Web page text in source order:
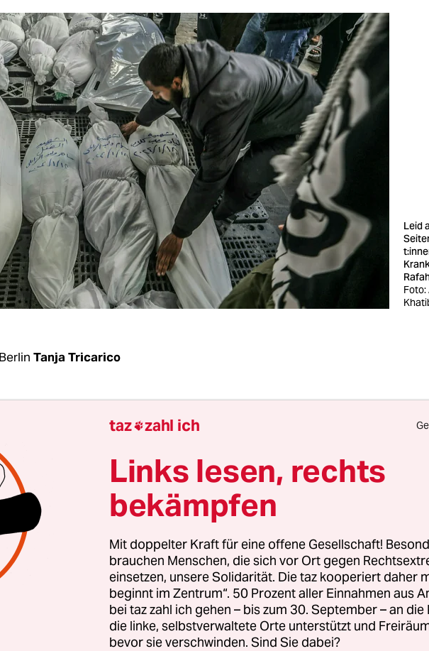
Leid
Foto:
Tanja Tricarico
ist eindeutig und scharf formuliert: Deutsche, kanadische
Abgeordnete fordern US-Präsident Joe Biden,
Premierminister Justin Trudeau sowie
Olaf Scholz eindringlich auf, sich für einen sofortigen
in Gaza starkzumachen und eine Zweistaatenlösung
In einem offenen Brief, der der taz vorab in der
vorliegt, heißt es: „Wir glauben, dass der Preis, die
nicht die Inkaufnahme des andauernden Leids
Zivilbevölkerung sein kann. Inzwischen sind
Geiseln den Angriffen zum Opfer gefallen. Ein
Waffenstillstand ist sofort notwendig.“
taz zahl ich
Links lesen, rechts
bekämpfen
Mit doppelter Kraft für eine offene Gesellschaft!
brauchen Menschen, die sich vor Ort gegen
einsetzen, unsere Solidarität. Die taz kooperiert daher
beginnt im Zentrum“. 50 Prozent aller Einnahmen aus
bei taz zahl ich gehen – bis zum 30. September – an die
die linke, selbstverwaltete Orte unterstützt und
bevor sie verschwinden. Sind Sie dabei?